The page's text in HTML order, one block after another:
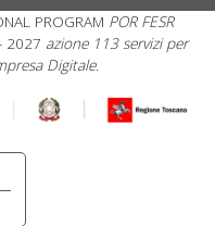
PROGRAM POR FESR
2027 azione 113 servizi per
Digitale.